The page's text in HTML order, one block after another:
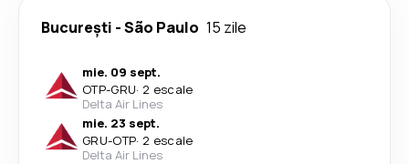
București -São Paulo 15 zile
mie. 09 sept.
OTP-GRU· 2 escale
Delta Air Lines
mie. 23 sept.
GRU-OTP· 2 escale
Delta Air Lines